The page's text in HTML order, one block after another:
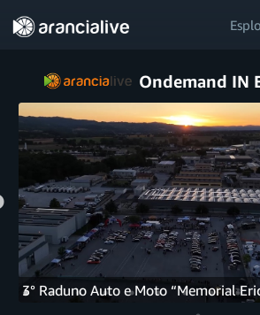
Ondemand IN
3° Raduno Auto e Moto “Memorial